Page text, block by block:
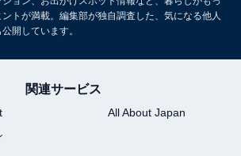
トが満載。編集部が独自調査した、気になる他人
開しています。
関連サービス
All About Japan